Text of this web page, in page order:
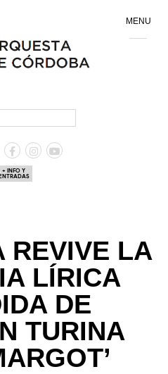
+ INFO Y
REVIVE LA
LÍRICA
DE
TURINA
MENU